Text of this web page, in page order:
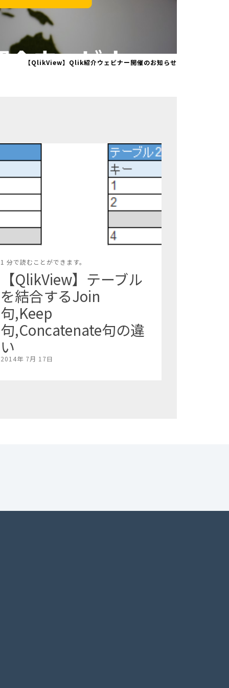
【QlikView】Qlik紹介ウェビナー開催のお知らせ
1 分で読むことができます。
【QlikView】テーブル
を結合するJoin
句,Keep
句,Concatenate句の違
い
2014年 7月 17日